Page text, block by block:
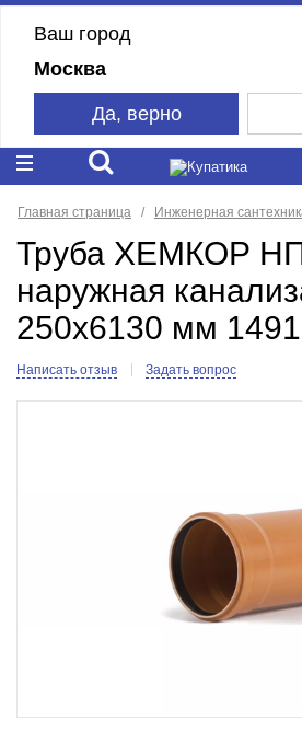
Ваш город
Москва
Да, верно
Главная страница Инженерная
Труба ХЕМКОР
наружная
250x6130 мм
Написать отзыв Задать вопрос